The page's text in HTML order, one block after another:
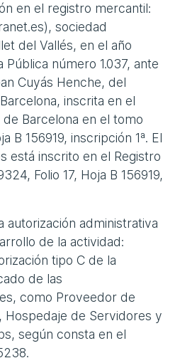
en el registro mercantil:
sociedad
del Vallés, en el año
Pública número 1.037, ante
Cuyás Henche, del
inscrita en el
Barcelona en el tomo
B 156919, inscripción 1ª. El
está inscrito en el Registro
Folio 17, Hoja B 156919,
autorización administrativa
de la actividad:
tipo C de la
de las
como Proveedor de
Hospedaje de Servidores y
según consta en el